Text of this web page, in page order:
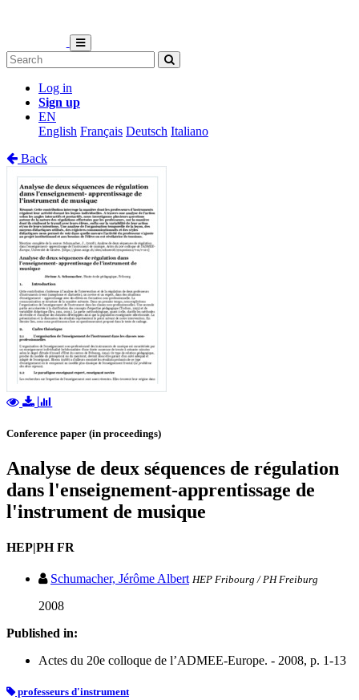
Log in
Sign up
EN
English Français Deutsch Italiano
Back
Conference paper (in proceedings)
Analyse de deux séquences de régulation
dans l'enseignement-apprentissage de
l'instrument de musique
HEP|PH FR
Schumacher, Jérôme Albert HEP Fribourg / PH Freiburg
2008
Published in:
Actes du 20e colloque de l’ADMEE-Europe. - 2008, p. 1-13
professeurs d'instrument